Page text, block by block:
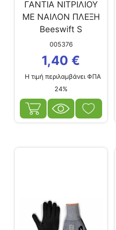
ΓΑΝΤΙΑ ΝΙΤΡΙΛΙΟΥ
ΜΕ ΝΑΙΛΟΝ ΠΛΕΞΗ
Beeswift S
005376
1,40 €
Η τιμή περιλαμβάνει ΦΠΑ
24%